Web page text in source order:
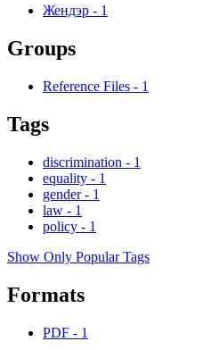
Жендэр - 1
Groups
Reference Files - 1
Tags
discrimination - 1
equality - 1
gender - 1
law - 1
policy - 1
Show Only Popular Tags
Formats
PDF - 1